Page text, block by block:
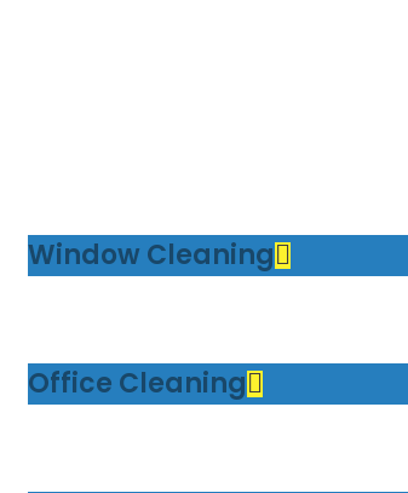
Window Cleaning
Office Cleaning